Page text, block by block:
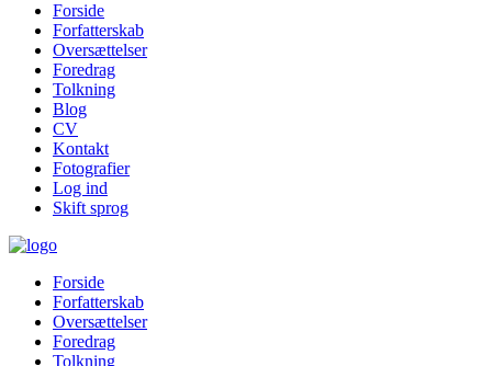
Forside
Forfatterskab
Oversættelser
Foredrag
Tolkning
Blog
CV
Kontakt
Fotografier
Log ind
Skift sprog
Forside
Forfatterskab
Oversættelser
Foredrag
Tolkning